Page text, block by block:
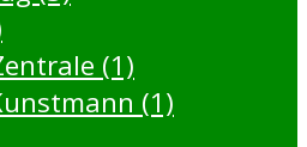
(1)
(1)